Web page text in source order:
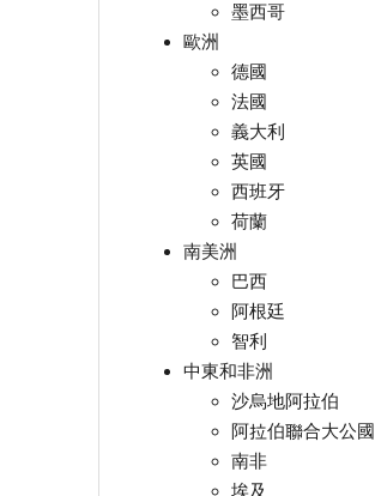
墨西哥
歐洲
德國
法國
義大利
英國
西班牙
荷蘭
南美洲
巴西
阿根廷
智利
中東和非洲
沙烏地阿拉伯
阿拉伯聯合大公國
南非
埃及